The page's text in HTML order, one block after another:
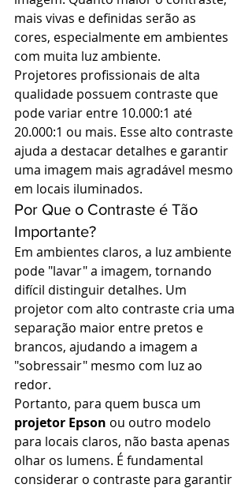
mais vivas e definidas serão as
cores, especialmente em ambientes
com muita luz ambiente.
Projetores profissionais de alta
qualidade possuem contraste que
pode variar entre 10.000:1 até
20.000:1 ou mais. Esse alto contraste
ajuda a destacar detalhes e garantir
uma imagem mais agradável mesmo
em locais iluminados.
Por Que o Contraste é Tão
Importante?
Em ambientes claros, a luz ambiente
pode "lavar" a imagem, tornando
difícil distinguir detalhes. Um
projetor com alto contraste cria uma
separação maior entre pretos e
brancos, ajudando a imagem a
"sobressair" mesmo com luz ao
redor.
Portanto, para quem busca um
projetor Epson ou outro modelo
para locais claros, não basta apenas
olhar os lumens. É fundamental
considerar o contraste para garantir